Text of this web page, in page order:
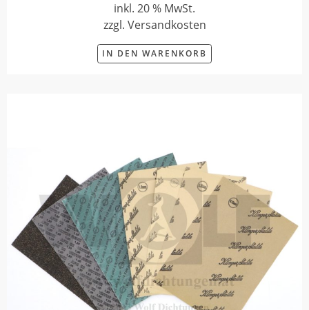
inkl. 20 % MwSt.
zzgl. Versandkosten
IN DEN WARENKORB